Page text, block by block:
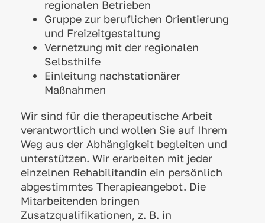
regionalen Betrieben
Gruppe zur beruflichen Orientierung
und Freizeitgestaltung
Vernetzung mit der regionalen
Selbsthilfe
Einleitung nachstationärer
Maßnahmen
Wir sind für die therapeutische Arbeit
verantwortlich und wollen Sie auf Ihrem
Weg aus der Abhängigkeit begleiten und
unterstützen. Wir erarbeiten mit jeder
einzelnen Rehabilitandin ein persönlich
abgestimmtes Therapieangebot. Die
Mitarbeitenden bringen
Zusatzqualifikationen, z. B. in